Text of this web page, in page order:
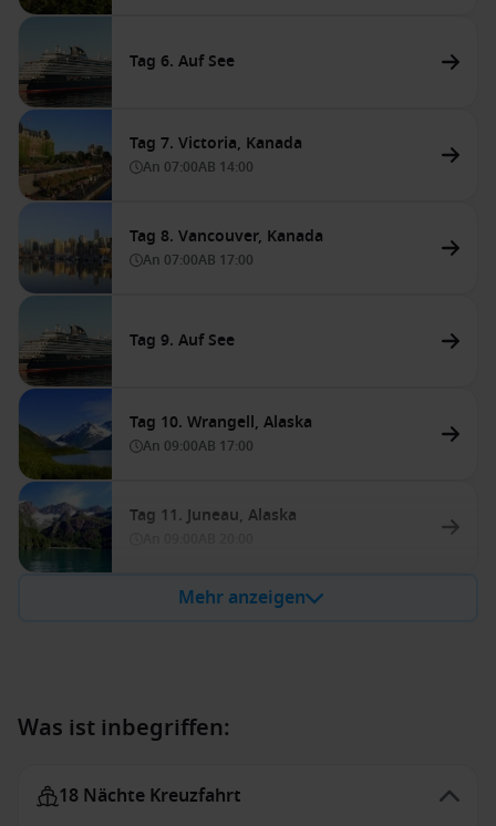
Tag 6. Auf See
Tag 7. Victoria, Kanada
An 07:00AB 14:00
Tag 8. Vancouver, Kanada
An 07:00AB 17:00
Tag 9. Auf See
Tag 10. Wrangell, Alaska
An 09:00AB 17:00
Tag 11. Juneau, Alaska
Mehr anzeigen
Was ist inbegriffen:
18 Nächte Kreuzfahrt